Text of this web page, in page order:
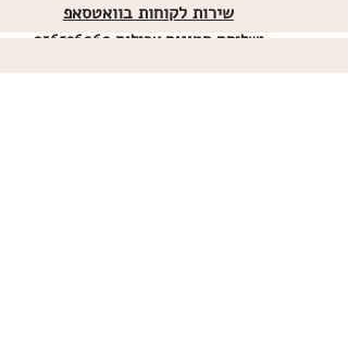
שירות לקוחות בוואטסאפ
ושליחת תמונות אכילות 036526060